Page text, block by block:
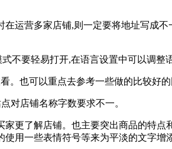
运营多家店铺,则一定要将地址写成
不要轻易打开,在语言设置中可以调整
也可以重点去参考一些做的比较好的
对店铺名称字数要求不一。
更了解店铺。也主要突出商品的特点
用一些表情符号等来为平淡的文字增